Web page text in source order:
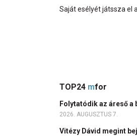
Saját esélyét játssza el
TOP24 mfor
Folytatódik az áreső a
2026. AUGUSZTUS 7.
Vitézy Dávid megint